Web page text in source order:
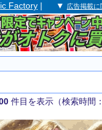
Factory | ▼ 広告掲載
件目を表示（検索時間：